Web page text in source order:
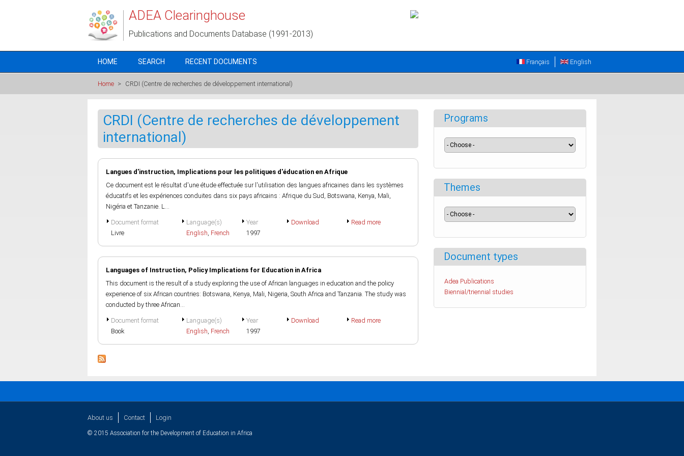
ADEA Clearinghouse
Publications and Documents Database (1991-2013)
HOME SEARCH RECENT DOCUMENTS English
Français
Home > CRDI (Centre de recherches de développement international)
CRDI (Centre de recherches de développement
international)
Langues d'instruction, Implications pour les politiques d'éducation en Afrique
Ce document est le résultat d'une étude effectuée sur l'utilisation des langues africaines dans les systèmes
éducatifs et les expériences conduites dans six pays africains : Afrique du Sud, Botswana, Kenya, Mali,
Nigéria et Tanzanie. L...
Document format
Livre
Language(s)
English, French
Year
1997
Download Read more
Languages of Instruction, Policy Implications for Education in Africa
This document is the result of a study exploring the use of African languages in education and the policy
experience of six African countries: Botswana, Kenya, Mali, Nigeria, South Africa and Tanzania. The study was
conducted by three African...
Document format
Book
Language(s)
English, French
Year
1997
Download Read more
Programs
Themes
Document types
Adea Publications
Biennial/triennial studies
About us Contact Login
© 2015 Association for the Development of Education in Africa